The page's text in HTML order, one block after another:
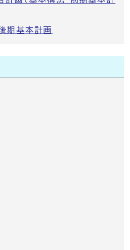
期基本計画